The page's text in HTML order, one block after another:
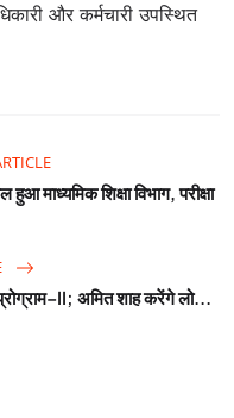
और कर्मचारी उपस्थित
शिक्षा विभाग, परीक्षा
अमित शाह करेंगे लो...